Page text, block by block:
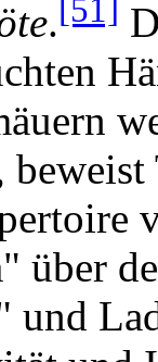
. [51]
über